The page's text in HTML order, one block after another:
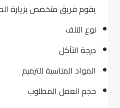
يقوم فريق متخصص بزيارة
نوع التلف
درجة التآكل
المواد المناسبة للترميم
حجم العمل المطلوب